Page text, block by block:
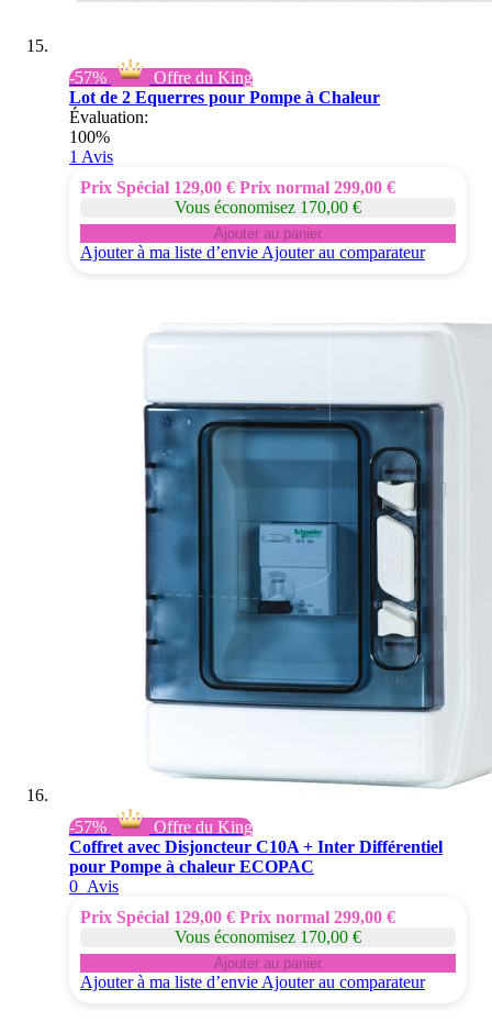
-57%
Offre du King
Lot de 2 Equerres pour Pompe à Chaleur
Évaluation:
100%
1 Avis
Prix Spécial 129,00 € Prix normal 299,00 €
Vous économisez 170,00 €
Ajouter au panier
Ajouter à ma liste d’envie Ajouter au comparateur
-57%
Offre du King
Coffret avec Disjoncteur C10A + Inter Différentiel
pour Pompe à chaleur ECOPAC
0 Avis
Prix Spécial 129,00 € Prix normal 299,00 €
Vous économisez 170,00 €
Ajouter au panier
Ajouter à ma liste d’envie Ajouter au comparateur